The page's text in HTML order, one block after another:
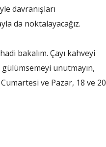
davranışları
da noktalayacağız.
bakalım. Çayı kahveyi
unutmayın,
ve Pazar, 18 ve 20